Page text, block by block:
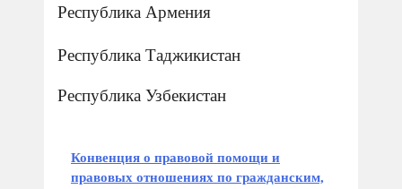
Республика Армения
Республика Таджикистан
Республика Узбекистан
Конвенция о правовой помощи и
правовых отношениях по гражданским,